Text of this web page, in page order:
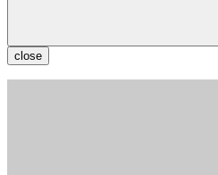
close